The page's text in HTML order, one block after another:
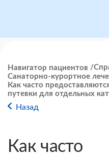
Навигатор пациентов
Санаторно-курортное
Как часто
путевки для отдельных
Назад
Как часто